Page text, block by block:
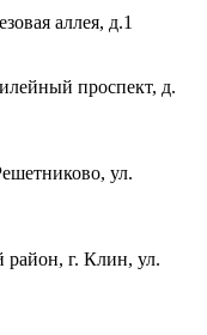
аллея, д.1
проспект, д.
ул.
район, г. Клин, ул.